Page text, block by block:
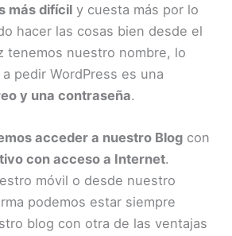
más difícil y cuesta más por lo
hacer las cosas bien desde el
tenemos nuestro nombre, lo
pedir WordPress es una
y una contraseña.
acceder a nuestro Blog con
con acceso a Internet.
móvil o desde nuestro
podemos estar siempre
blog con otra de las ventajas